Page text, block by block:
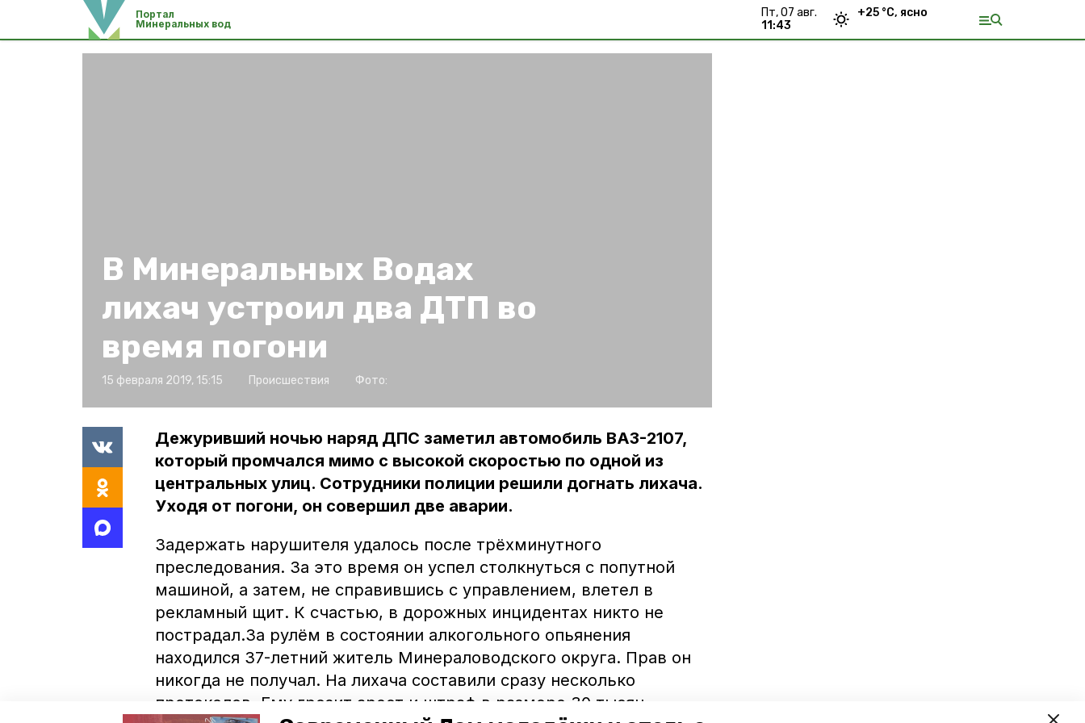
Портал
Минеральных вод
пт, 07 авг.
11:43
+25 °С, ясно
В Минеральных Водах
лихач устроил два ДТП во
время погони
15 февраля 2019, 15:15 Происшествия Фото:
Дежуривший ночью наряд ДПС заметил автомобиль ВАЗ-2107,
который промчался мимо с высокой скоростью по одной из
центральных улиц. Сотрудники полиции решили догнать лихача.
Уходя от погони, он совершил две аварии.
Задержать нарушителя удалось после трёхминутного
преследования. За это время он успел столкнуться с попутной
машиной, а затем, не справившись с управлением, влетел в
рекламный щит. К счастью, в дорожных инцидентах никто не
пострадал.За рулём в состоянии алкогольного опьянения
находился 37-летний житель Минераловодского округа. Прав он
никогда не получал. На лихача составили сразу несколько
протоколов. Ему грозит арест и штраф в размере 30 тысяч